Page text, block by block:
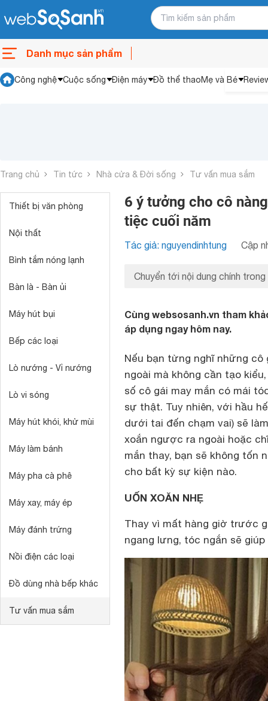
Danh mục sản phẩm
Công nghệ Cuộc sống Điện máy Đồ thể thaoMẹ và Bé
Trang chủ Tin tức Nhà cửa & Đời sống Tư vấn mua sắm
Thiết bị văn phòng
Nội thất
Bình tắm nóng lạnh
Bàn là - Bàn ủi
Máy hút bụi
Bếp các loại
Lò nướng - Vỉ nướng
Lò vi sóng
Máy hút khói, khử mùi
Máy làm bánh
Máy pha cà phê
Máy xay, máy ép
Máy đánh trứng
Nồi điện các loại
Đồ dùng nhà bếp khác
Tư vấn mua sắm
6 ý tưởng cho cô
tiệc cuối năm
Tác giả: nguyendinhtung Cập
Chuyển tới nội dung chính trong
Cùng websosanh.vn tham
áp dụng ngay hôm nay.
Nếu bạn từng nghĩ những
ngoài mà không cần tạo
số cô gái may mắn có mái
sự thật. Tuy nhiên, với hầu
dưới tai đến chạm vai) sẽ
xoắn ngược ra ngoài hoặc
mắn thay, bạn sẽ không tốn
cho bất kỳ sự kiện nào.
UỐN XOĂN NHẸ
Thay vì mất hàng giờ trước
ngang lưng, tóc ngắn sẽ